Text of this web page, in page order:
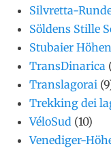
Silvretta-
Söldens Stille
Stubaier
TransDinarica
Translagorai
Trekking dei
VéloSud (10)
Venediger-